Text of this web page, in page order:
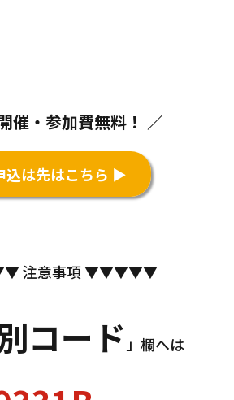
催・参加費無料！ ／
込は先はこちら ▶
注意事項 ▼▼▼▼▼
コード 」欄へは